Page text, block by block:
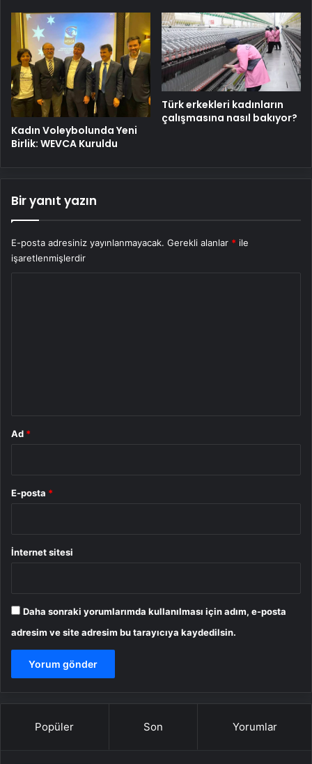
Kadın Voleybolunda Yeni
Birlik: WEVCA Kuruldu
Türk erkekleri kadınların
çalışmasına nasıl bakıyor?
Bir yanıt yazın
E-posta adresiniz yayınlanmayacak. Gerekli alanlar * ile
işaretlenmişlerdir
Ad *
E-posta *
İnternet sitesi
Daha sonraki yorumlarımda kullanılması için adım, e-posta
adresim ve site adresim bu tarayıcıya kaydedilsin.
Popüler Son Yorumlar